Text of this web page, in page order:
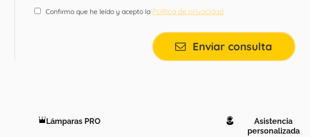
Confirmo que he leído y acepto la Política de privacidad
Enviar consulta
Lámparas PRO
Asistencia
personalizada